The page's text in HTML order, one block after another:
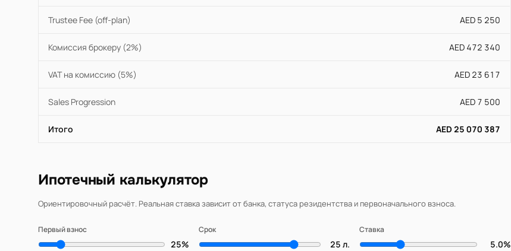
Trustee Fee (off-plan) AED 5 250
Комиссия брокеру (2%) AED 472 340
VAT на комиссию (5%) AED 23 617
Sales Progression AED 7 500
Итого AED 25 070 387
Ипотечный калькулятор
Ориентировочный расчёт. Реальная ставка зависит от банка, статуса резидентства и первоначального взноса.
Первый взнос
25%
Срок
25 л.
Ставка
5.0%